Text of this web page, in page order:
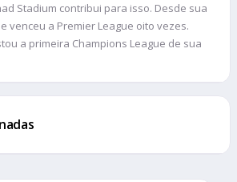
Stadium contribui para isso. Desde sua
venceu a Premier League oito vezes.
a primeira Champions League de sua